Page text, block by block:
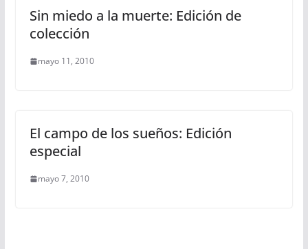
Sin miedo a la muerte: Edición de
colección
mayo 11, 2010
El campo de los sueños: Edición
especial
mayo 7, 2010